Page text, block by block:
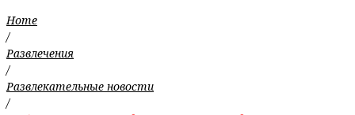
Home
/
Развлечения
/
Развлекательные новости
/